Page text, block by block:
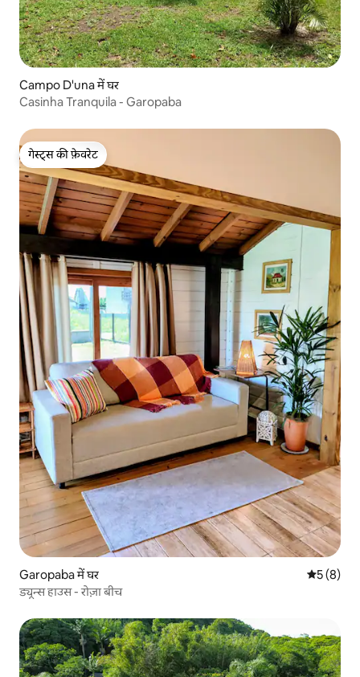
Campo D'una में घर
Casinha Tranquila - Garopaba
गेस्ट्स की फ़ेवरेट
गेस्ट्स की फ़ेवरेट
Garopaba में घर औसत रेटिंग
5 (8)
ड्यून्स हाउस - रोज़ा बीच